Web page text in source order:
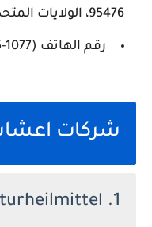
95476، الولايات المتحدة)
رقم الهاتف (‏‪+1 707-935-1077‬‏)
شركات
1. Herbathek Naturheilmittel